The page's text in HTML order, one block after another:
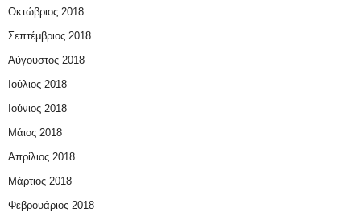
Οκτώβριος 2018
Σεπτέμβριος 2018
Αύγουστος 2018
Ιούλιος 2018
Ιούνιος 2018
Μάιος 2018
Απρίλιος 2018
Μάρτιος 2018
Φεβρουάριος 2018